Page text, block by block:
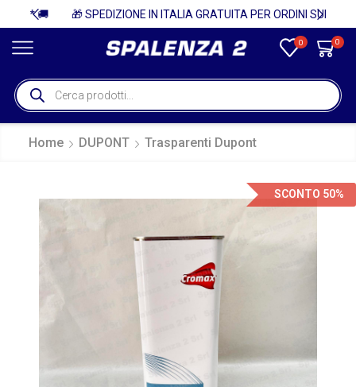
🎁 SPEDIZIONE IN ITALIA GRATUITA PER ORDINI SUPERIORI A 750€ + IVA 🎁
0 0
Home DUPONT Trasparenti Dupont
SCONTO 50%